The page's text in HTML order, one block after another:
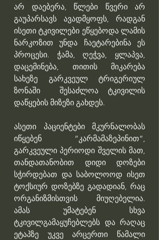
არ დაებერა, წლები წვერი არ
გაუპარსავს ავადმყოფს, რადგან
ისეთი ტკივილები ეწყებოდა ლამის
ნარკოზით უნდა ჩაეტარებინა ეს
პროცესი. ჭამა, ღეჭვა, ყლაპვა,
დაცემინება, თითის მიკარება
სახეზე გარკვეულ ტრიგერიულ
ზონაში  შესაძლოა ტკივილის
დაწყების მიზეზი გახდეს.
ასეთი პაციენტები მკურნალობას
იწყებენ ”კარმამაზეპინით”,
გარკვეული პერიოდი შველის მათ,
თანდათანობით დიდი დოზები
სჭირდებათ და საბოლოოდ ისეთ
ტოქსიურ დოზებზე გადადიან, რაც
ორგანიზმისთვის მიუღებელია.
ამას უმატებენ სხვა
ტკივილგამაყუჩებლებს და რაღაც
ეტაპზე უკვე არცერთი წამალი